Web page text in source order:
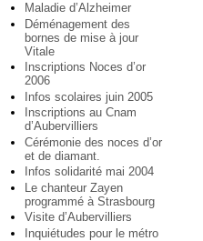
Maladie d’Alzheimer
Déménagement des
bornes de mise à jour
Vitale
Inscriptions Noces d’or
2006
Infos scolaires juin 2005
Inscriptions au Cnam
d’Aubervilliers
Cérémonie des noces d’or
et de diamant.
Infos solidarité mai 2004
Le chanteur Zayen
programmé à Strasbourg
Visite d’Aubervilliers
Inquiétudes pour le métro